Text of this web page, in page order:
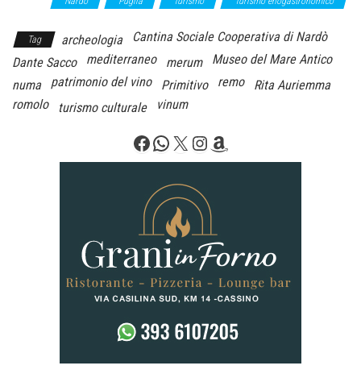
Tag archeologia
Cantina Sociale Cooperativa di Nardò
Dante Sacco
mediterraneo merum
Museo del Mare Antico
numa
patrimonio del vino Primitivo remo
Rita Auriemma
romolo
turismo culturale vinum
Facebook
WhatsApp
X Instagram
Amazon